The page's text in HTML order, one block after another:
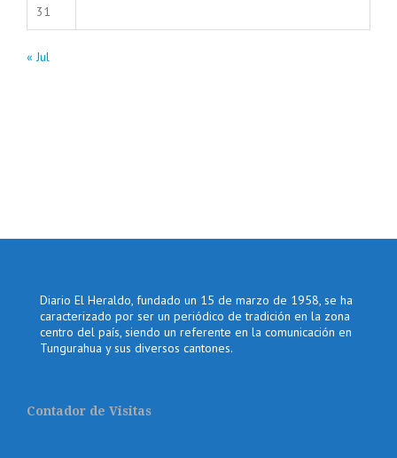
31
« Jul
Diario El Heraldo, fundado un 15 de marzo de 1958, se ha
caracterizado por ser un periódico de tradición en la zona
centro del país, siendo un referente en la comunicación en
Tungurahua y sus diversos cantones.
Contador de Visitas